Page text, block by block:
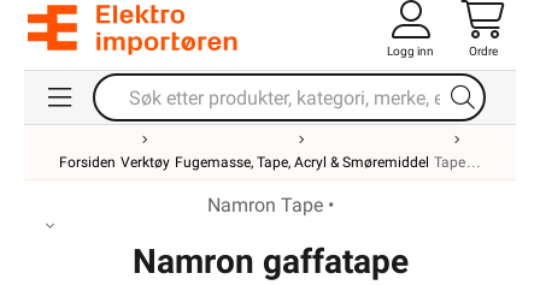
Logg inn Ordre
Forsiden Verktøy Fugemasse, Tape, Acryl & Smøremiddel Tape
Namron Tape •
Namron gaffatape